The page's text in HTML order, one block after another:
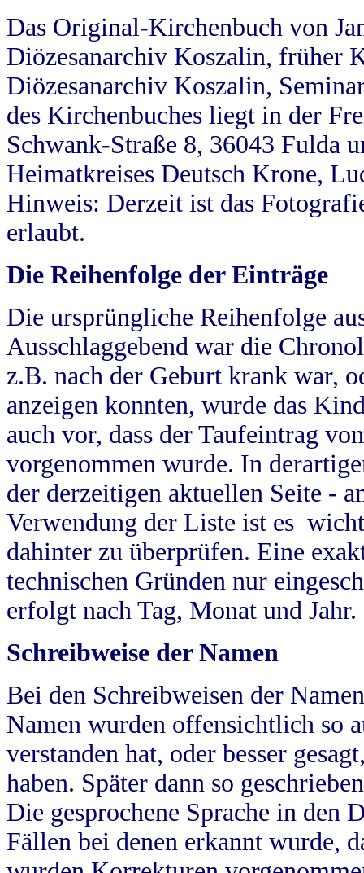
Das Original-Kirchenbuch von
Diözesanarchiv Koszalin, früher
Diözesanarchiv Koszalin,
des Kirchenbuches liegt in der
Schwank-Straße 8, 36043 Fulda
Heimatkreises Deutsch Krone,
Hinweis: Derzeit ist das
erlaubt.
Die Reihenfolge der Einträge
Die ursprüngliche Reihenfolge
Ausschlaggebend war die
z.B. nach der Geburt krank war,
anzeigen konnten, wurde das
auch vor, dass der Taufeintrag
vorgenommen wurde. In
der derzeitigen aktuellen Seite -
Verwendung der Liste ist es
dahinter zu überprüfen. Eine
technischen Gründen nur
erfolgt nach Tag, Monat und Jahr.
Schreibweise der Namen
Bei den Schreibweisen der
Namen wurden offensichtlich so
verstanden hat, oder besser
haben. Später dann so
Die gesprochene Sprache in
Fällen bei denen erkannt wurde,